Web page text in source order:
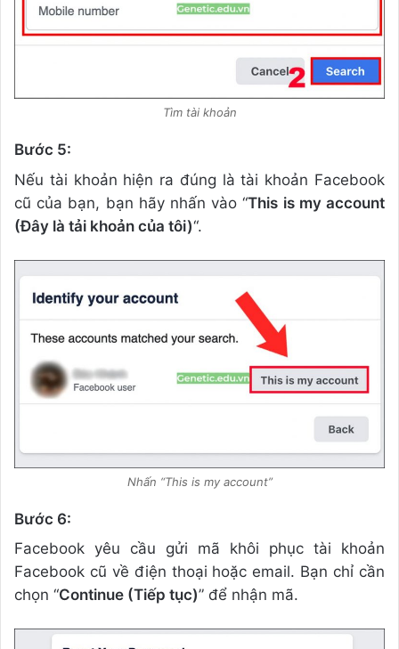
Tìm tài khoản
Bước 5:
Nếu tài khoản hiện ra đúng là tài khoản Facebook
cũ của bạn, bạn hãy nhấn vào “This is my account
(Đây là tải khoản của tôi)“.
Nhấn “This is my account”
Bước 6:
Facebook yêu cầu gửi mã khôi phục tài khoản
Facebook cũ về điện thoại hoặc email. Bạn chỉ cần
chọn “Continue (Tiếp tục)” để nhận mã.